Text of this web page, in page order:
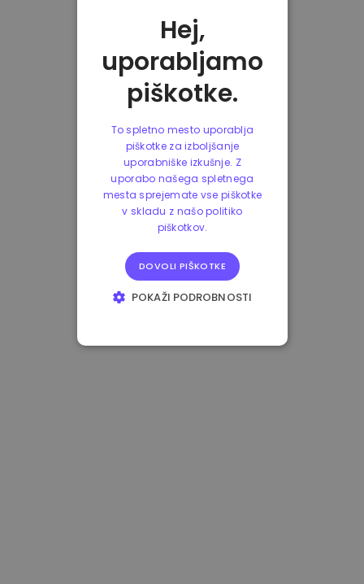
Hej,
uporabljamo
piškotke.
To spletno mesto uporablja
piškotke za izboljšanje
uporabniške izkušnje. Z
uporabo našega spletnega
mesta sprejemate vse piškotke
v skladu z našo politiko
piškotkov.
DOVOLI PIŠKOTKE
POKAŽI PODROBNOSTI